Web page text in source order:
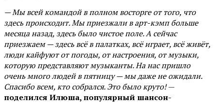
— Мы всей командой в полном восторге от того, что
здесь происходит. Мы приезжали в арт-кэмп больше
месяца назад, здесь было чистое поле. А сейчас
приезжаем — здесь всё в палатках, всё играет, всё живёт,
люди кайфуют от погоды, от настроения, от музыки,
которую представляют музыканты. На нас пришло
очень много людей в пятницу — мы даже не ожидали.
Спасибо всем, кто собрался. Это было круто!—
поделился Илюша, популярный шансон-